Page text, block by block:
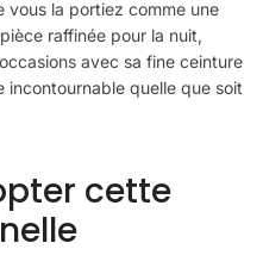
vous la portiez comme une
raffinée pour la nuit,
avec sa fine ceinture
incontournable quelle que soit
cette